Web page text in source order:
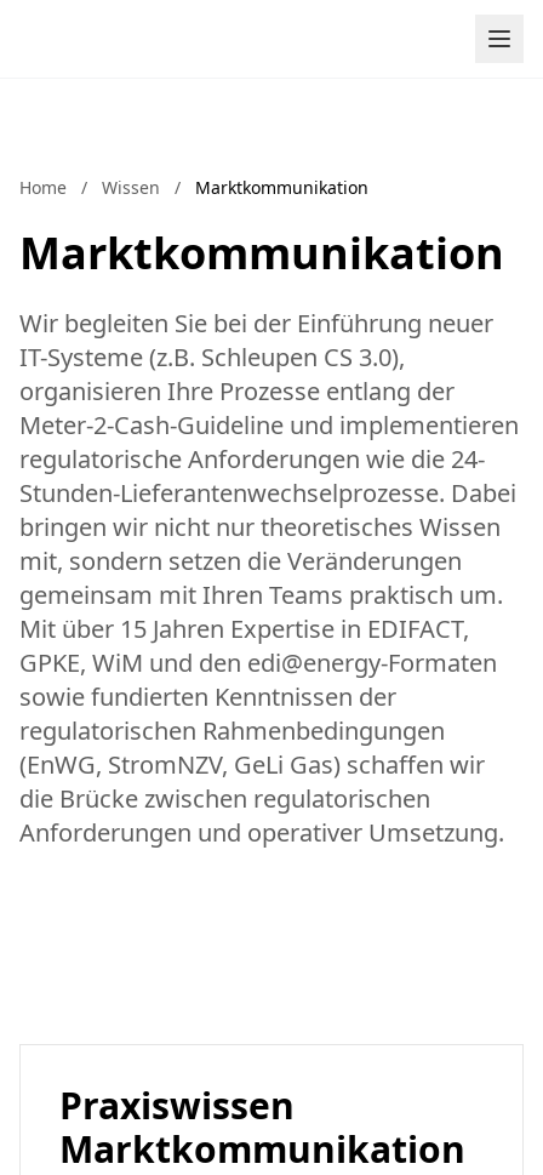
Home / Wissen / Marktkommunikation
Marktkommunikation
Wir begleiten Sie bei der Einführung neuer
IT-Systeme (z.B. Schleupen CS 3.0),
organisieren Ihre Prozesse entlang der
Meter-2-Cash-Guideline und implementieren
regulatorische Anforderungen wie die 24-
Stunden-Lieferantenwechselprozesse. Dabei
bringen wir nicht nur theoretisches Wissen
mit, sondern setzen die Veränderungen
gemeinsam mit Ihren Teams praktisch um.
Mit über 15 Jahren Expertise in EDIFACT,
GPKE, WiM und den edi@energy-Formaten
sowie fundierten Kenntnissen der
regulatorischen Rahmenbedingungen
(EnWG, StromNZV, GeLi Gas) schaffen wir
die Brücke zwischen regulatorischen
Anforderungen und operativer Umsetzung.
Praxiswissen
Marktkommunikation